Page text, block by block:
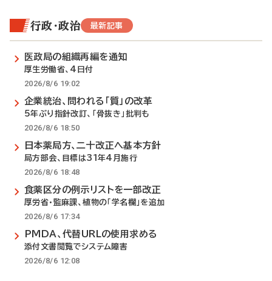
行政・政治 最新記事
医政局の組織再編を通知
厚生労働省、4日付
2026/8/6 19:02
企業統治、問われる「質」の改革
5年ぶり指針改訂、「骨抜き」批判も
2026/8/6 18:50
日本薬局方、二十改正へ基本方針
局方部会、目標は31年4月施行
2026/8/6 18:48
食薬区分の例示リストを一部改正
厚労省・監麻課、植物の「学名欄」を追加
2026/8/6 17:34
PMDA、代替URLの使用求める
添付文書閲覧でシステム障害
2026/8/6 12:08